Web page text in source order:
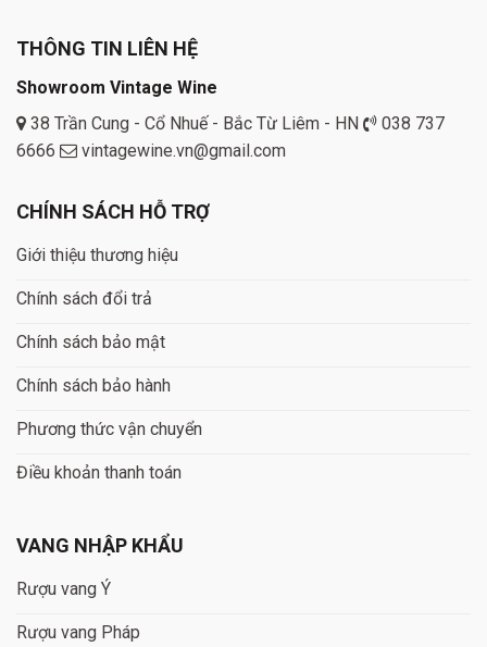
THÔNG TIN LIÊN HỆ
Showroom Vintage Wine
38 Trần Cung - Cổ Nhuế - Bắc Từ Liêm - HN
038 737
6666
vintagewine.vn@gmail.com
CHÍNH SÁCH HỖ TRỢ
Giới thiệu thương hiệu
Chính sách đổi trả
Chính sách bảo mật
Chính sách bảo hành
Phương thức vận chuyển
Điều khoản thanh toán
VANG NHẬP KHẨU
Rượu vang Ý
Rượu vang Pháp